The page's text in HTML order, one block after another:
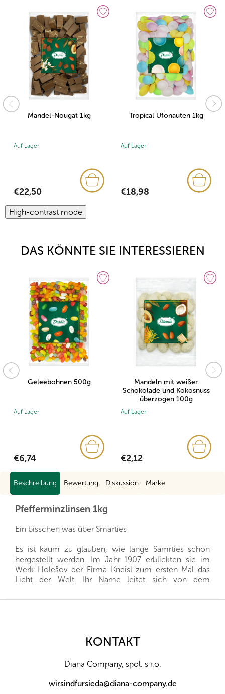
Mandel-Nougat 1kg
Auf Lager
€22,50
Tropical Ufonauten 1kg
Auf Lager
€18,98
High-contrast mode
DAS KÖNNTE SIE INTERESSIEREN
Geleebohnen 500g
Auf Lager
€6,74
Mandeln mit weißer
Schokolade und Kokosnuss
überzogen 100g
Auf Lager
€2,12
Beschreibung Bewertung Diskussion Marke
Pfefferminzlinsen 1kg
Ein bisschen was über Smarties
Es ist kaum zu glauben, wie lange Samrties schon
hergestellt werden. Im Jahr 1907 erblickten sie im
Werk Holešov der Firma Kneisl zum ersten Mal das
Licht der Welt. Ihr Name leitet sich von dem
bedeutet. In der heutigen, sich schnell verändernden
Jeder kennt sie, jeder weiß, wie sie schmecken, und
Allergene: ohne Allergene a kann enthalten
Erdnüsse, Milch, Schalenfrüchte
KONTAKT
Diana Company, spol. s r.o.
wirsindfursieda@diana-company.de